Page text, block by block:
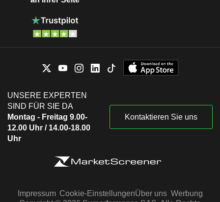
UNSERE EXPERTEN
SIND FÜR SIE DA
Montag - Freitag 9.00-
12.00 Uhr / 14.00-18.00
Uhr
Kontaktieren Sie uns
Impressum Cookie-EinstellungenÜber uns Werbung